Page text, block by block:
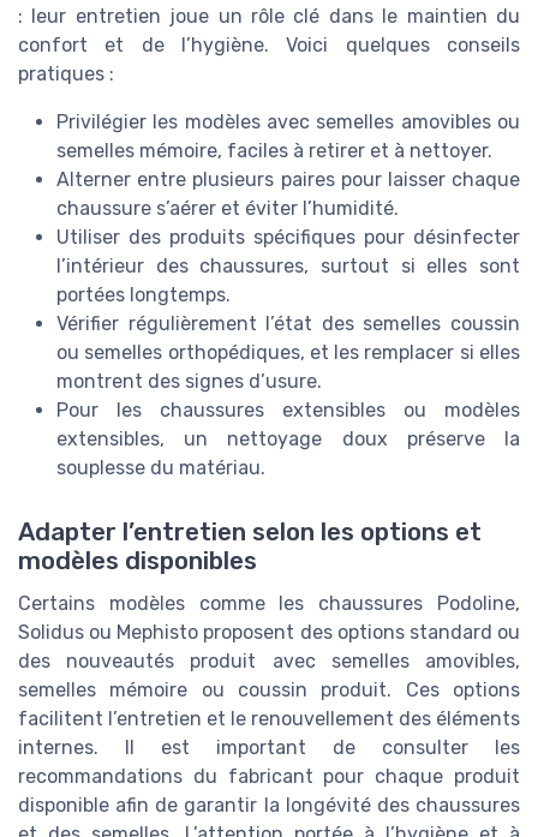
: leur entretien joue un rôle clé dans le maintien du
confort et de l’hygiène. Voici quelques conseils
pratiques :
Privilégier les modèles avec semelles amovibles ou
semelles mémoire, faciles à retirer et à nettoyer.
Alterner entre plusieurs paires pour laisser chaque
chaussure s’aérer et éviter l’humidité.
Utiliser des produits spécifiques pour désinfecter
l’intérieur des chaussures, surtout si elles sont
portées longtemps.
Vérifier régulièrement l’état des semelles coussin
ou semelles orthopédiques, et les remplacer si elles
montrent des signes d’usure.
Pour les chaussures extensibles ou modèles
extensibles, un nettoyage doux préserve la
souplesse du matériau.
Adapter l’entretien selon les options et
modèles disponibles
Certains modèles comme les chaussures Podoline,
Solidus ou Mephisto proposent des options standard ou
des nouveautés produit avec semelles amovibles,
semelles mémoire ou coussin produit. Ces options
facilitent l’entretien et le renouvellement des éléments
internes. Il est important de consulter les
recommandations du fabricant pour chaque produit
disponible afin de garantir la longévité des chaussures